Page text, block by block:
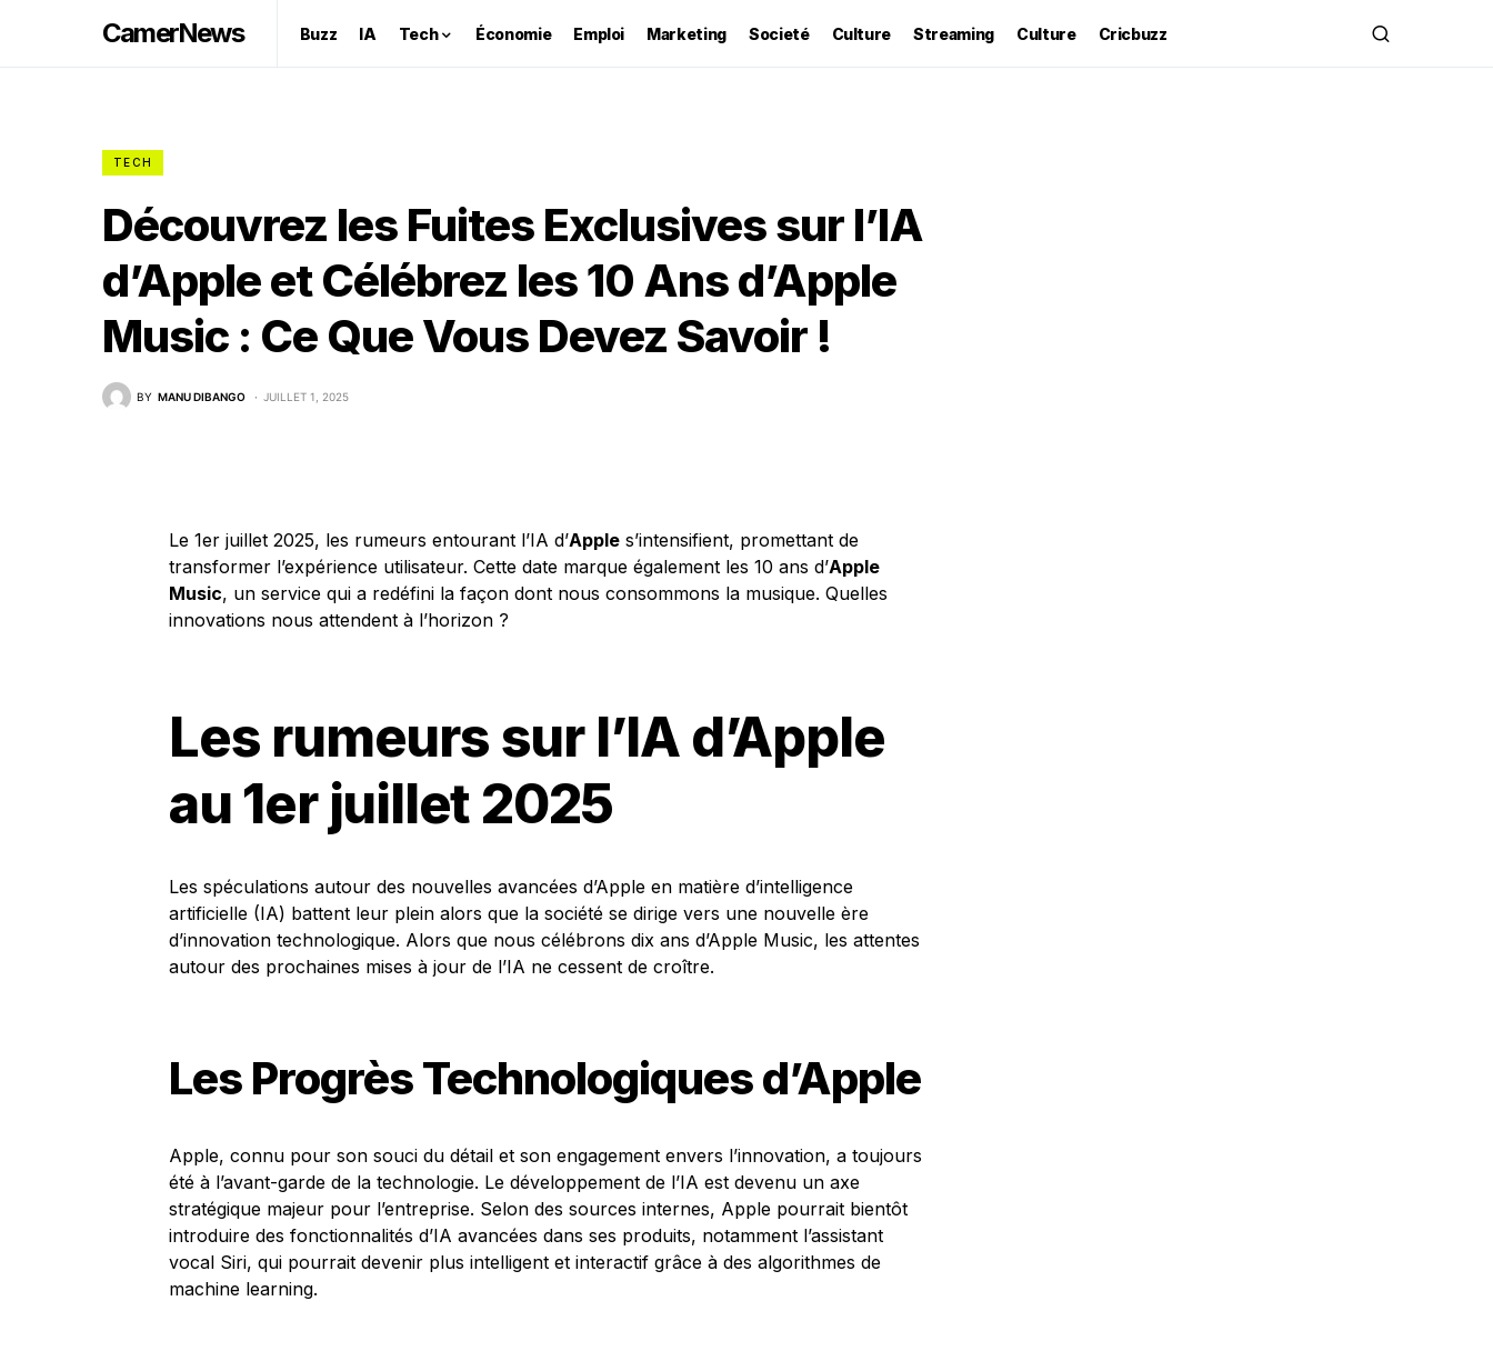
CamerNews Buzz IA Tech Économie Emploi Marketing Societé Culture Streaming Culture Cricbuzz
TECH
Découvrez les Fuites Exclusives sur l’IA
d’Apple et Célébrez les 10 Ans d’Apple
Music : Ce Que Vous Devez Savoir !
BY MANU DIBANGO JUILLET 1, 2025
Le 1er juillet 2025, les rumeurs entourant l’IA d’Apple s’intensifient, promettant de
transformer l’expérience utilisateur. Cette date marque également les 10 ans d’Apple
Music, un service qui a redéfini la façon dont nous consommons la musique. Quelles
innovations nous attendent à l’horizon ?
Les rumeurs sur l’IA d’Apple
au 1er juillet 2025
Les spéculations autour des nouvelles avancées d’Apple en matière d’intelligence
artificielle (IA) battent leur plein alors que la société se dirige vers une nouvelle ère
d’innovation technologique. Alors que nous célébrons dix ans d’Apple Music, les attentes
autour des prochaines mises à jour de l’IA ne cessent de croître.
Les Progrès Technologiques d’Apple
Apple, connu pour son souci du détail et son engagement envers l’innovation, a toujours
été à l’avant-garde de la technologie. Le développement de l’IA est devenu un axe
stratégique majeur pour l’entreprise. Selon des sources internes, Apple pourrait bientôt
introduire des fonctionnalités d’IA avancées dans ses produits, notamment l’assistant
vocal Siri, qui pourrait devenir plus intelligent et interactif grâce à des algorithmes de
machine learning.